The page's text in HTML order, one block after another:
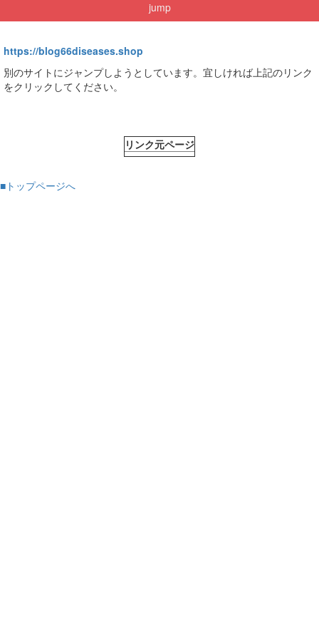
jump
https://blog66diseases.shop
別のサイトにジャンプしようとしています。宜しければ上記のリンク
をクリックしてください。
リンク元ページ
■トップページへ